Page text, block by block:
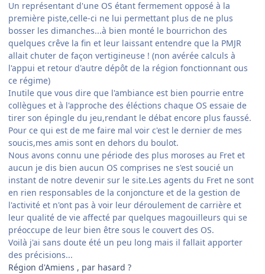
Un représentant d'une OS étant fermement opposé à la
première piste,celle-ci ne lui permettant plus de ne plus
bosser les dimanches...à bien monté le bourrichon des
quelques crêve la fin et leur laissant entendre que la PMJR
allait chuter de façon vertigineuse ! (non avérée calculs à
l'appui et retour d'autre dépôt de la région fonctionnant ous
ce régime)
Inutile que vous dire que l'ambiance est bien pourrie entre
collègues et à l'approche des éléctions chaque OS essaie de
tirer son épingle du jeu,rendant le débat encore plus faussé.
Pour ce qui est de me faire mal voir c'est le dernier de mes
soucis,mes amis sont en dehors du boulot.
Nous avons connu une période des plus moroses au Fret et
aucun je dis bien aucun OS comprises ne s'est soucié un
instant de notre devenir sur le site.Les agents du Fret ne sont
en rien responsables de la conjoncture et de la gestion de
l'activité et n'ont pas à voir leur déroulement de carrière et
leur qualité de vie affecté par quelques magouilleurs qui se
préoccupe de leur bien être sous le couvert des OS.
Voilà j'ai sans doute été un peu long mais il fallait apporter
des précisions...
Région d'Amiens , par hasard ?